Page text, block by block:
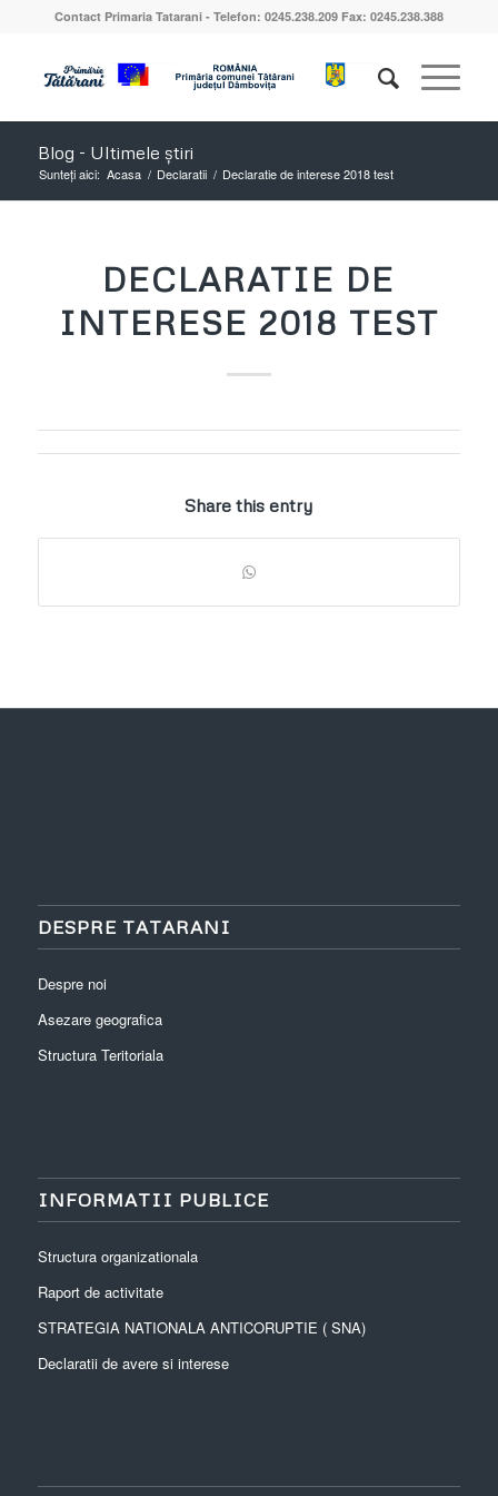
Contact Primaria Tatarani - Telefon: 0245.238.209 Fax: 0245.238.388
Blog - Ultimele știri
Sunteți aici: Acasa / Declaratii / Declaratie de interese 2018 test
DECLARATIE DE
INTERESE 2018 TEST
Share this entry
DESPRE TATARANI
Despre noi
Asezare geografica
Structura Teritoriala
INFORMATII PUBLICE
Structura organizationala
Raport de activitate
STRATEGIA NATIONALA ANTICORUPTIE ( SNA)
Declaratii de avere si interese